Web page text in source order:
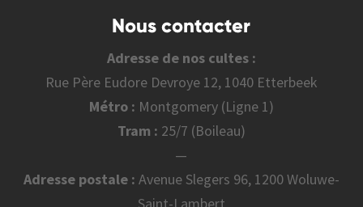
Nous contacter
Adresse de nos cultes :
Rue Père Eudore Devroye 12, 1040 Etterbeek
Métro : Montgomery (Ligne 1)
Tram : 25/7 (Boileau)
—
Adresse postale : Avenue Slegers 96, 1200 Woluwe-